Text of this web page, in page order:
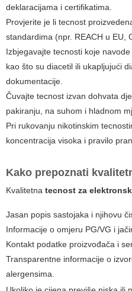
deklaracijama i certifikatima.
Provjerite je li tecnost
standardima (npr. REACH u EU,
Izbjegavajte tecnosti koje
kao što su diacetil ili ukapljujući
dokumentacije.
Čuvajte tecnost izvan dohvata
pakiranju, na suhom i hladnom
Pri rukovanju nikotinskim
koncentracija visoka i pravilo
Kako prepoznati
Kvalitetna tecnost za
Jasan popis sastojaka i njihovu
Informacije o omjeru PG/VG i
Kontakt podatke proizvođača i
Transparentne informacije o
alergensima.